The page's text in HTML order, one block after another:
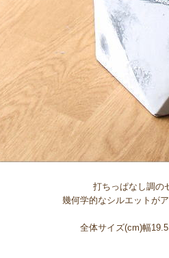
打ちっぱなし調の
幾何学的なシルエットが
全体サイズ(cm)幅